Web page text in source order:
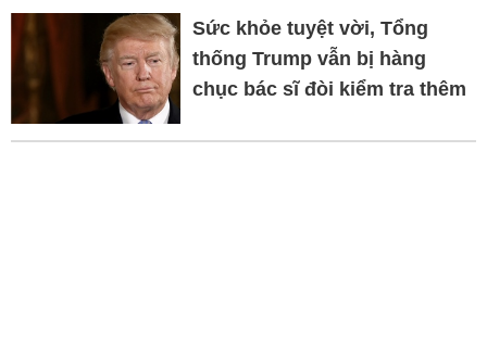
Sức khỏe tuyệt vời, Tổng
thống Trump vẫn bị hàng
chục bác sĩ đòi kiểm tra thêm